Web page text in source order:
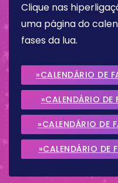
Clique nas
uma página do
fases da lua.
»CALENDÁRIO DE
»CALENDÁRIO DE
»CALENDÁRIO DE
»CALENDÁRIO DE